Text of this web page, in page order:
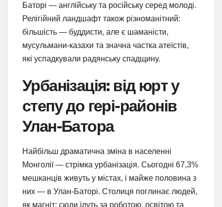
Баторі — англійську та російську серед молоді.
Релігійний ландшафт також різноманітний:
більшість — буддисти, але є шаманісти,
мусульмани-казахи та значна частка атеїстів,
які успадкували радянську спадщину.
Урбанізація: від юрт у
степу до гері-районів
Улан-Батора
Найбільш драматична зміна в населенні
Монголії — стрімка урбанізація. Сьогодні 67,3%
мешканців живуть у містах, і майже половина з
них — в Улан-Баторі. Столиця поглинає людей,
як магніт: сюди їдуть за роботою, освітою та